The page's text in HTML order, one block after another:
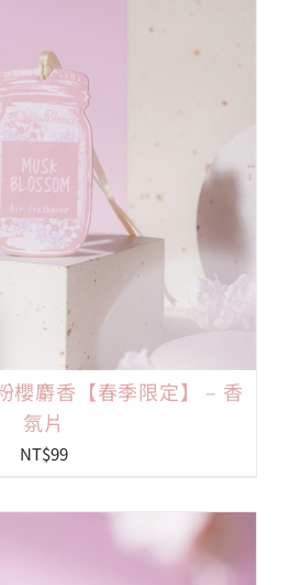
麝香【春季限定】 – 香
氛片
NT$99